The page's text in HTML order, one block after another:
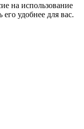
на использование
удобнее для вас.